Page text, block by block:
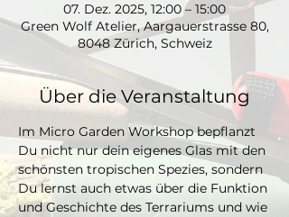
07. Dez. 2025, 12:00 – 15:00
Green Wolf Atelier, Aargauerstrasse 80,
8048 Zürich, Schweiz
Über die Veranstaltung
Im Micro Garden Workshop bepflanzt
Du nicht nur dein eigenes Glas mit den
schönsten tropischen Spezies, sondern
Du lernst auch etwas über die Funktion
und Geschichte des Terrariums und wie